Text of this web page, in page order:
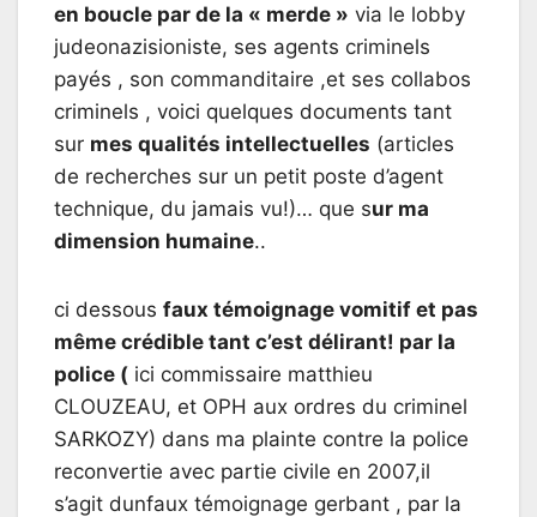
en boucle par de la « merde » via le lobby
judeonazisioniste, ses agents criminels
payés , son commanditaire ,et ses collabos
criminels , voici quelques documents tant
sur mes qualités intellectuelles (articles
de recherches sur un petit poste d’agent
technique, du jamais vu!)… que sur ma
dimension humaine..
ci dessous faux témoignage vomitif et pas
même crédible tant c’est délirant! par la
police ( ici commissaire matthieu
CLOUZEAU, et OPH aux ordres du criminel
SARKOZY) dans ma plainte contre la police
reconvertie avec partie civile en 2007,il
s’agit dunfaux témoignage gerbant , par la